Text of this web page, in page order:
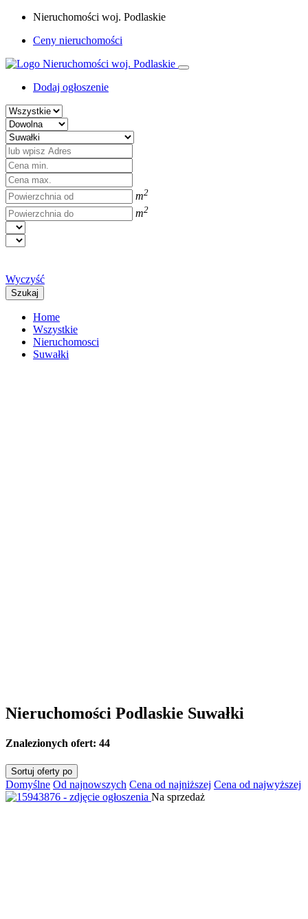
Nieruchomości woj. Podlaskie
Ceny nieruchomości
Dodaj ogłoszenie
m2
m2
Wyczyść
Szukaj
Home
Wszystkie
Nieruchomosci
Suwałki
Nieruchomości Podlaskie Suwałki
Znalezionych ofert: 44
Sortuj oferty po
Domyślne Od najnowszych Cena od najniższej Cena od najwyższej
Na sprzedaż